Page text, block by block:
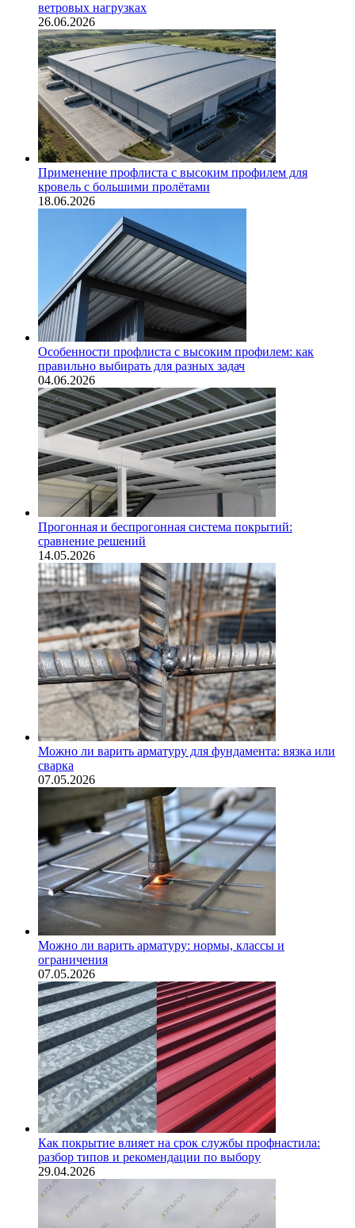
ветровых нагрузках
26.06.2026
Применение профлиста с высоким профилем для
кровель с большими пролётами
18.06.2026
Особенности профлиста с высоким профилем: как
правильно выбирать для разных задач
04.06.2026
Прогонная и беспрогонная система покрытий:
сравнение решений
14.05.2026
Можно ли варить арматуру для фундамента: вязка или
сварка
07.05.2026
Можно ли варить арматуру: нормы, классы и
ограничения
07.05.2026
Как покрытие влияет на срок службы профнастила:
разбор типов и рекомендации по выбору
29.04.2026